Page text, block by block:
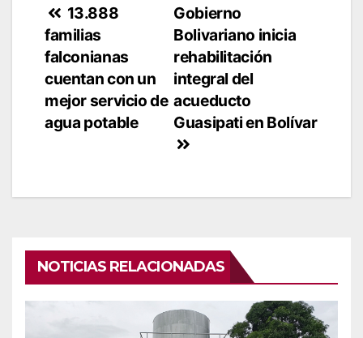
Navegación
de
entradas
Gobierno
Bolivariano inicia
rehabilitación
integral del
acueducto
Guasipati en Bolívar
13.888
familias
falconianas
cuentan con un
mejor servicio de
agua potable
NOTICIAS RELACIONADAS